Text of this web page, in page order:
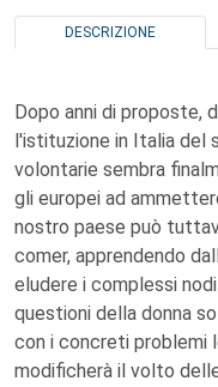
DESCRIZIONE
Dopo anni di proposte,
l'istituzione in Italia del
volontarie sembra
gli europei ad
nostro paese può
comer, apprendendo
eludere i complessi
questioni della donna
con i concreti problemi
modificherà il volto